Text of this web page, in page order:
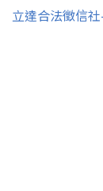
立達合法徵信